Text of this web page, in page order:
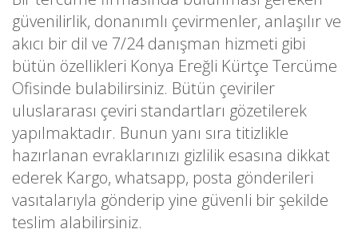
güvenilirlik, donanımlı çevirmenler, anlaşılır ve
akıcı bir dil ve 7/24 danışman hizmeti gibi
bütün özellikleri Konya Ereğli Kürtçe Tercüme
Ofisinde bulabilirsiniz. Bütün çeviriler
uluslararası çeviri standartları gözetilerek
yapılmaktadır. Bunun yanı sıra titizlikle
hazırlanan evraklarınızı gizlilik esasına dikkat
ederek Kargo, whatsapp, posta gönderileri
vasıtalarıyla gönderip yine güvenli bir şekilde
teslim alabilirsiniz.